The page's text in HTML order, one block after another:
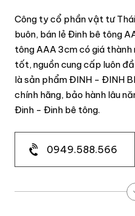
Công ty cổ phần vật tư
buôn, bán lẻ Đinh bê tông
tông AAA 3cm có giá
tốt, nguồn cung cấp luôn
là sản phẩm ĐINH - ĐINH
chính hãng, bảo hành lâu
Đinh - Đinh bê tông.
0949.588.566